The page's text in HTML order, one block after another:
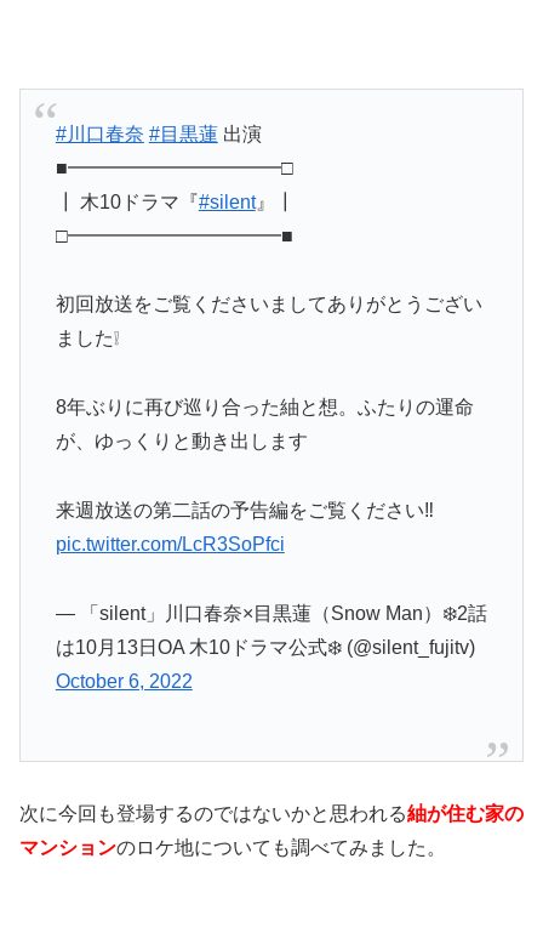
#川口春奈 #目黒蓮出演
■━━━━━━━━━━━□
┃ 木10ドラマ『#silent』┃
□━━━━━━━━━━━■
初回放送をご覧くださいましてありがとうござい
ました❕
8年ぶりに再び巡り合った紬と想。ふたりの運命
が、ゆっくりと動き出します
来週放送の第二話の予告編をご覧ください‼︎
pic.twitter.com/LcR3SoPfci
— 「silent」川口春奈×目黒蓮（Snow Man）❄️2話
は10月13日OA 木10ドラマ公式❄️ (@silent_fujitv)
October 6, 2022
次に今回も登場するのではないかと思われる紬が住む家の
マンションのロケ地についても調べてみました。